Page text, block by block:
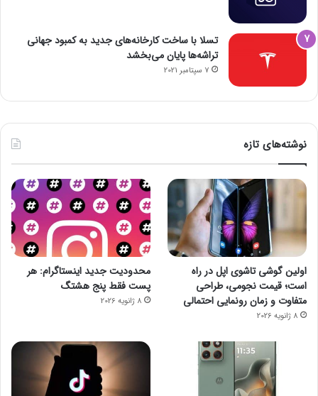
تسلا با ساخت کارخانه‌های جدید به کمبود جهانی
تراشه‌ها پایان می‌بخشد
7 سپتامبر 2021
نوشته‌های تازه
اولین گوشی تاشوی اپل در راه
است؛ قیمت نجومی، طراحی
متفاوت و زمان رونمایی احتمالی
8 ژانویه 2026
محدودیت جدید اینستاگرام: هر
پست فقط پنج هشتگ
8 ژانویه 2026